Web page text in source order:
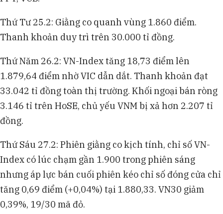
Thứ Tư 25.2: Giằng co quanh vùng 1.860 điểm.
Thanh khoản duy trì trên 30.000 tỉ đồng.​
Thứ Năm 26.2: VN-Index tăng 18,73 điểm lên
1.879,64 điểm nhờ VIC dẫn dắt. Thanh khoản đạt
33.042 tỉ đồng toàn thị trường. Khối ngoại bán ròng
3.146 tỉ trên HoSE, chủ yếu VNM bị xả hơn 2.207 tỉ
đồng.​
Thứ Sáu 27.2: Phiên giằng co kịch tính, chỉ số VN-
Index có lúc chạm gần 1.900 trong phiên sáng
nhưng áp lực bán cuối phiên kéo chỉ số đóng cửa chỉ
tăng 0,69 điểm (+0,04%) tại 1.880,33. VN30 giảm
0,39%, 19/30 mã đỏ.